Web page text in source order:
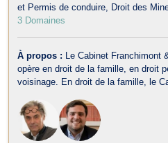
et Permis de conduire
Droit des
3 Domaines
À propos :
Le Cabinet Franchimont
opère en droit de la famille, en droit
voisinage. En droit de la famille, le
droit de la jeunesse. Il traite aussi